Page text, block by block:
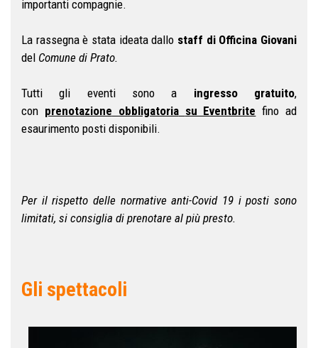
importanti compagnie.
La rassegna è stata ideata dallo staff di Officina Giovani
del Comune di Prato.
Tutti gli eventi sono a ingresso gratuito,
con prenotazione obbligatoria su Eventbrite fino ad
esaurimento posti disponibili.
Per il rispetto delle normative anti-Covid 19 i posti sono
limitati, si consiglia di prenotare al più presto.
Gli spettacoli